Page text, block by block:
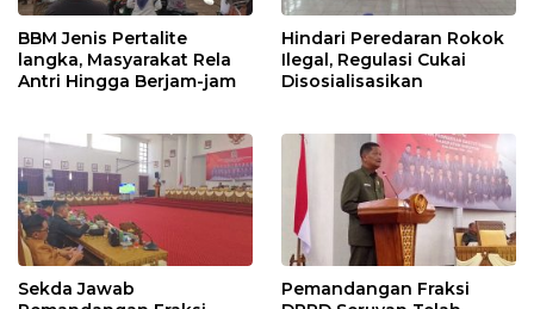
BBM Jenis Pertalite
langka, Masyarakat Rela
Antri Hingga Berjam-jam
Hindari Peredaran Rokok
Ilegal, Regulasi Cukai
Disosialisasikan
Sekda Jawab
Pemandangan Fraksi